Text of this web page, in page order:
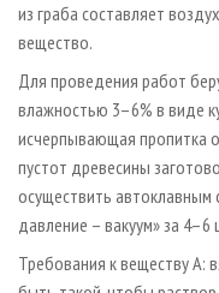
из граба составляет
вещество.
Для проведения работ
влажностью 3–6% в виде
исчерпывающая пропитка
пустот древесины
осуществить автоклавным
давление – вакуум» за 4–6
Требования к веществу А: